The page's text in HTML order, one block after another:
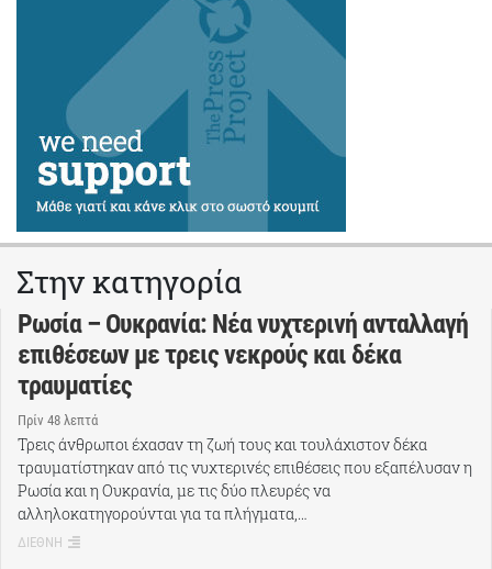
Στην κατηγορία
Ρωσία – Ουκρανία: Νέα νυχτερινή ανταλλαγή
επιθέσεων με τρεις νεκρούς και δέκα
τραυματίες
Πρίν 48 λεπτά
Τρεις άνθρωποι έχασαν τη ζωή τους και τουλάχιστον δέκα
τραυματίστηκαν από τις νυχτερινές επιθέσεις που εξαπέλυσαν η
Ρωσία και η Ουκρανία, με τις δύο πλευρές να
αλληλοκατηγορούνται για τα πλήγματα,…
ΔΙΕΘΝΗ